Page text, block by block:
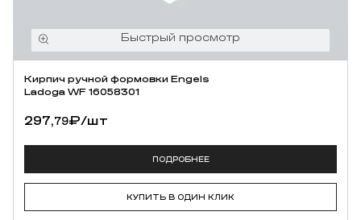
Кирпич ручной формовки Engels
Ladoga WF 16058301
297,79₽/шт
ПОДРОБНЕЕ
КУПИТЬ В ОДИН КЛИК